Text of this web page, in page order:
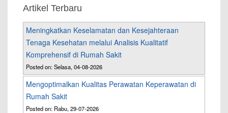
Artikel Terbaru
Meningkatkan Keselamatan dan Kesejahteraan
Tenaga Kesehatan melalui Analisis Kualitatif
Komprehensif di Rumah Sakit
Posted on: Selasa, 04-08-2026
Mengoptimalkan Kualitas Perawatan Keperawatan di
Rumah Sakit
Posted on: Rabu, 29-07-2026